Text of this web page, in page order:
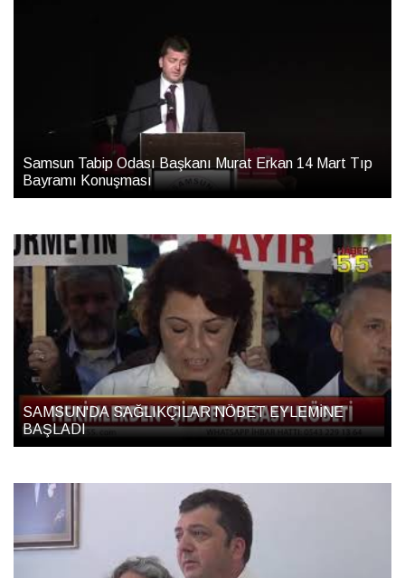
Samsun Tabip Odası Başkanı Murat Erkan 14 Mart Tıp
Bayramı Konuşması
SAMSUN'DA SAĞLIKÇILAR NÖBET EYLEMİNE
BAŞLADI